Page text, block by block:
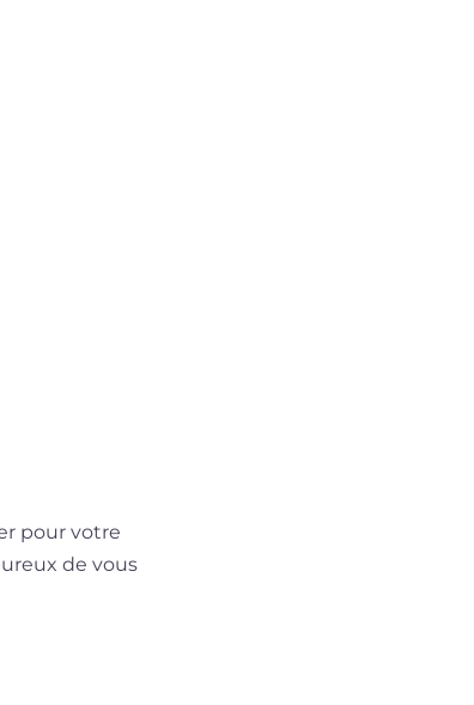
pour votre
de vous